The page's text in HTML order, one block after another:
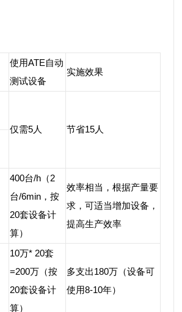
使用ATE自动
测试设备
实施效果
仅需5人
节省15人
400台/h（2
台/6min，按
20套设备计
算）
效率相当，根据产量要
求，可适当增加设备，
提高生产效率
10万* 20套
=200万（按
20套设备计
算）
多支出180万（设备可
使用8-10年）